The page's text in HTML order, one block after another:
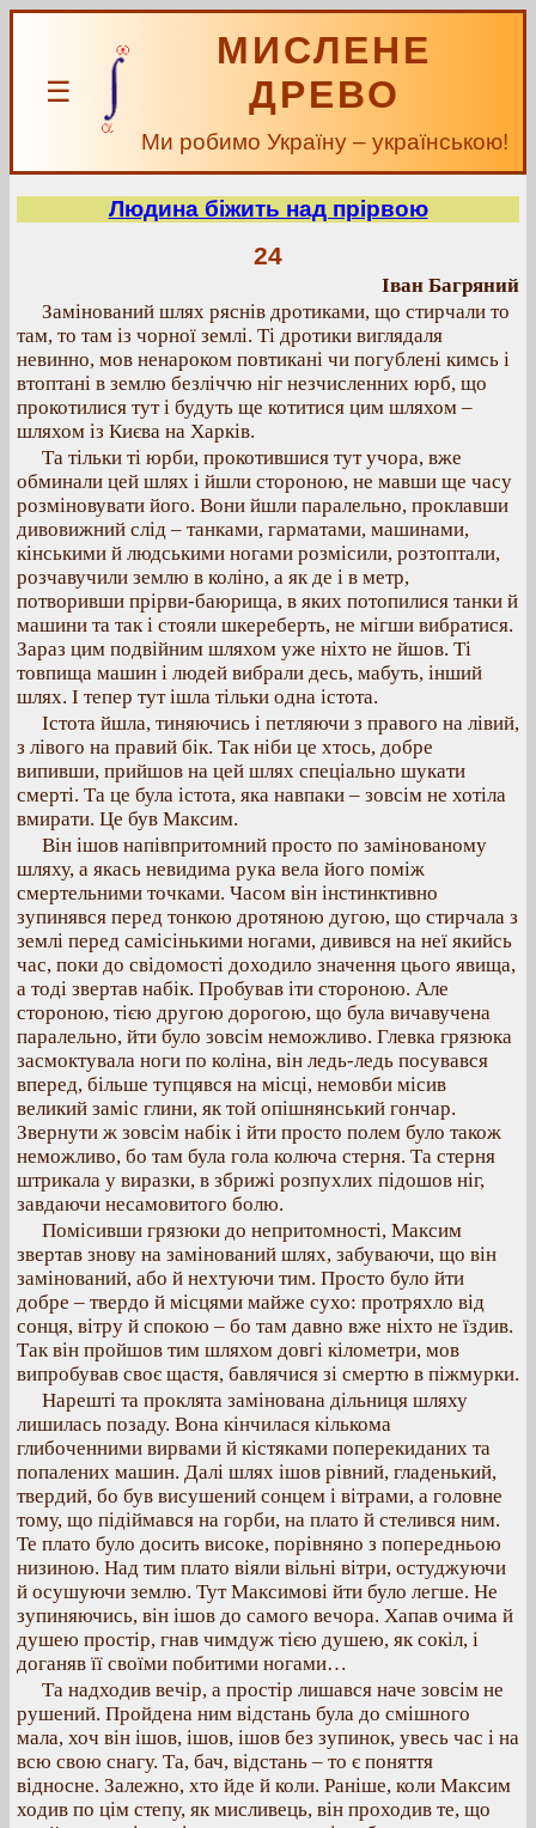
☰
МИСЛЕНЕ
ДРЕВО
Ми робимо Україну – українською!
Людина біжить над прірвою
24
Іван Багряний
Замінований шлях ряснів дротиками, що стирчали то
там, то там із чорної землі. Ті дротики виглядаля
невинно, мов ненароком повтикані чи погублені кимсь і
втоптані в землю безліччю ніг незчисленних юрб, що
прокотилися тут і будуть ще котитися цим шляхом –
шляхом із Києва на Харків.
Та тільки ті юрби, прокотившися тут учора, вже
обминали цей шлях і йшли стороною, не мавши ще часу
розміновувати його. Вони йшли паралельно, проклавши
дивовижний слід – танками, гарматами, машинами,
кінськими й людськими ногами розмісили, розтоптали,
розчавучили землю в коліно, а як де і в метр,
потворивши прірви-баюрища, в яких потопилися танки й
машини та так і стояли шкереберть, не мігши вибратися.
Зараз цим подвійним шляхом уже ніхто не йшов. Ті
товпища машин і людей вибрали десь, мабуть, інший
шлях. І тепер тут ішла тільки одна істота.
Істота йшла, тиняючись і петляючи з правого на лівий,
з лівого на правий бік. Так ніби це хтось, добре
випивши, прийшов на цей шлях спеціально шукати
смерті. Та це була істота, яка навпаки – зовсім не хотіла
вмирати. Це був Максим.
Він ішов напівпритомний просто по замінованому
шляху, а якась невидима рука вела його поміж
смертельними точками. Часом він інстинктивно
зупинявся перед тонкою дротяною дугою, що стирчала з
землі перед самісінькими ногами, дивився на неї якийсь
час, поки до свідомості доходило значення цього явища,
а тоді звертав набік. Пробував іти стороною. Але
стороною, тією другою дорогою, що була вичавучена
паралельно, йти було зовсім неможливо. Глевка грязюка
засмоктувала ноги по коліна, він ледь-ледь посувався
вперед, більше тупцявся на місці, немовби місив
великий заміс глини, як той опішнянський гончар.
Звернути ж зовсім набік і йти просто полем було також
неможливо, бо там була гола колюча стерня. Та стерня
штрикала у виразки, в збрижі розпухлих підошов ніг,
завдаючи несамовитого болю.
Помісивши грязюки до непритомності, Максим
звертав знову на замінований шлях, забуваючи, що він
замінований, або й нехтуючи тим. Просто було йти
добре – твердо й місцями майже сухо: протряхло від
сонця, вітру й спокою – бо там давно вже ніхто не їздив.
Так він пройшов тим шляхом довгі кілометри, мов
випробував своє щастя, бавлячися зі смертю в піжмурки.
Нарешті та проклята замінована дільниця шляху
лишилась позаду. Вона кінчилася кількома
глибоченними вирвами й кістяками поперекиданих та
попалених машин. Далі шлях ішов рівний, гладенький,
твердий, бо був висушений сонцем і вітрами, а головне
тому, що підіймався на горби, на плато й стелився ним.
Те плато було досить високе, порівняно з попередньою
низиною. Над тим плато віяли вільні вітри, остуджуючи
й осушуючи землю. Тут Максимові йти було легше. Не
зупиняючись, він ішов до самого вечора. Хапав очима й
душею простір, гнав чимдуж тією душею, як сокіл, і
доганяв її своїми побитими ногами…
Та надходив вечір, а простір лишався наче зовсім не
рушений. Пройдена ним відстань була до смішного
мала, хоч він ішов, ішов, ішов без зупинок, увесь час і на
всю свою снагу. Та, бач, відстань – то є поняття
відносне. Залежно, хто йде й коли. Раніше, коли Максим
ходив по цім степу, як мисливець, він проходив те, що